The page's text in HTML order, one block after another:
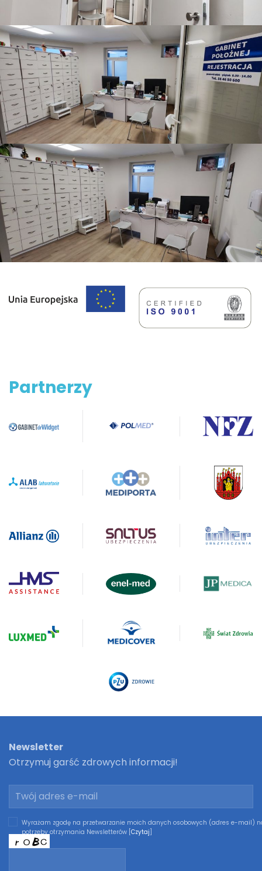
Partnerzy
Newsletter
Otrzymuj garść zdrowych informacji!
Wyrażam zgodę na przetwarzanie moich danych osobowych (adres e-mail)
potrzeby otrzymania Newsletterów [ Czytaj